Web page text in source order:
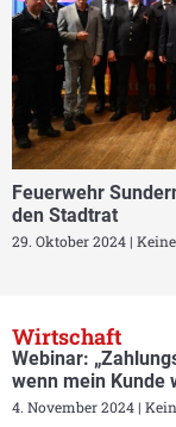
Feuerwehr
den Stadtrat
29. Oktober 2024
Wirtschaft
Webinar:
wenn mein Kunde
4. November 2024